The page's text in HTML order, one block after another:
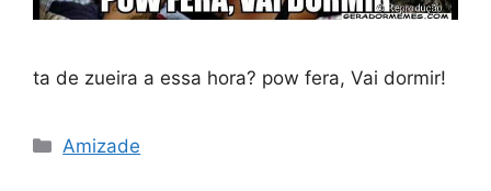
ta de zueira a essa hora? pow fera, Vai dormir!
Categorias
Amizade